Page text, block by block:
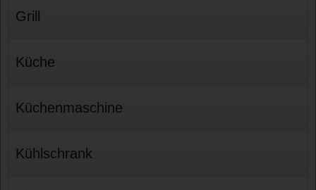
Grill
Küche
Küchenmaschine
Kühlschrank